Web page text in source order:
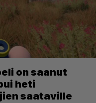
on saanut
heti
saataville